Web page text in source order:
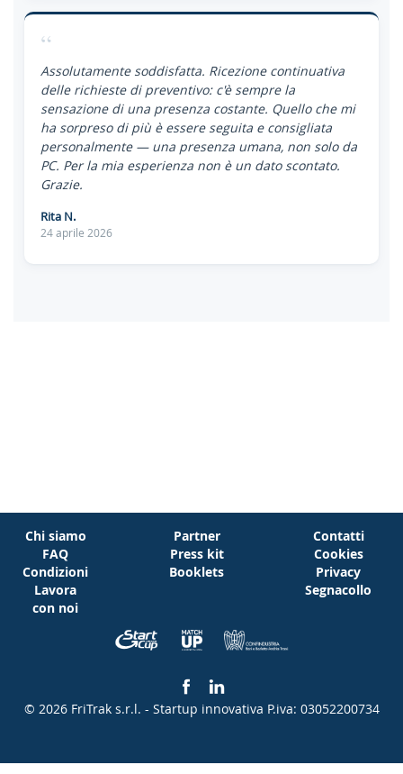
“
Assolutamente soddisfatta. Ricezione continuativa
delle richieste di preventivo: c'è sempre la
sensazione di una presenza costante. Quello che mi
ha sorpreso di più è essere seguita e consigliata
personalmente — una presenza umana, non solo da
PC. Per la mia esperienza non è un dato scontato.
Grazie.
Rita N.
24 aprile 2026
Chi siamo
FAQ
Condizioni
Lavora
con noi
Partner
Press kit
Booklets
Contatti
Cookies
Privacy
Segnacollo
© 2026 FriTrak s.r.l. - Startup innovativa P.iva: 03052200734